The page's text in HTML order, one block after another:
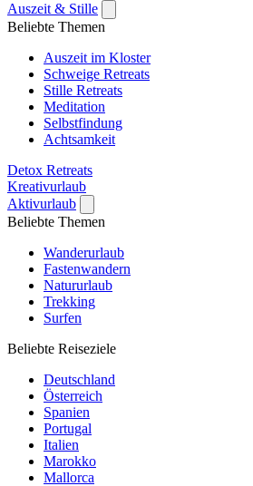
Auszeit & Stille
Beliebte Themen
Auszeit im Kloster
Schweige Retreats
Stille Retreats
Meditation
Selbstfindung
Achtsamkeit
Detox Retreats
Kreativurlaub
Aktivurlaub
Beliebte Themen
Wanderurlaub
Fastenwandern
Natururlaub
Trekking
Surfen
Beliebte Reiseziele
Deutschland
Österreich
Spanien
Portugal
Italien
Marokko
Mallorca